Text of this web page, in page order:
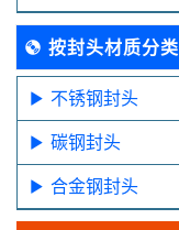
按封头材质分类
不锈钢封头
碳钢封头
合金钢封头